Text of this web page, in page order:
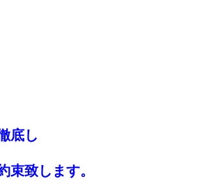
底し
束致します。